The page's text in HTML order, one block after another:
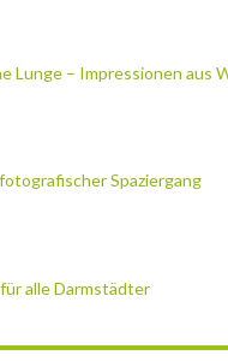
Lunge – Impressionen aus
Spaziergang
alle Darmstädter